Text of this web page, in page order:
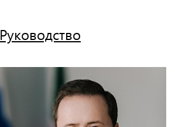
Руководство